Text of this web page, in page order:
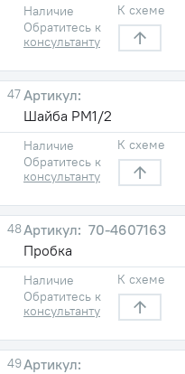
Наличие
Обратитесь к
консультанту
К схеме
47
Шайба РМ1/2
Наличие
Обратитесь к
консультанту
К схеме
48
70-4607163
Пробка
Наличие
Обратитесь к
консультанту
К схеме
49